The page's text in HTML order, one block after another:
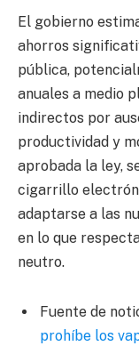
El gobierno
ahorros
pública,
anuales a medio
indirectos por
productividad y
aprobada la ley,
cigarrillo
adaptarse a las
en lo que
neutro.
Fuente de
prohíbe los